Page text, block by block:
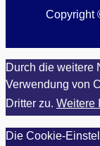
Copyright
Durch die weitere
Verwendung von
Dritter zu. Weitere
Die Cookie-